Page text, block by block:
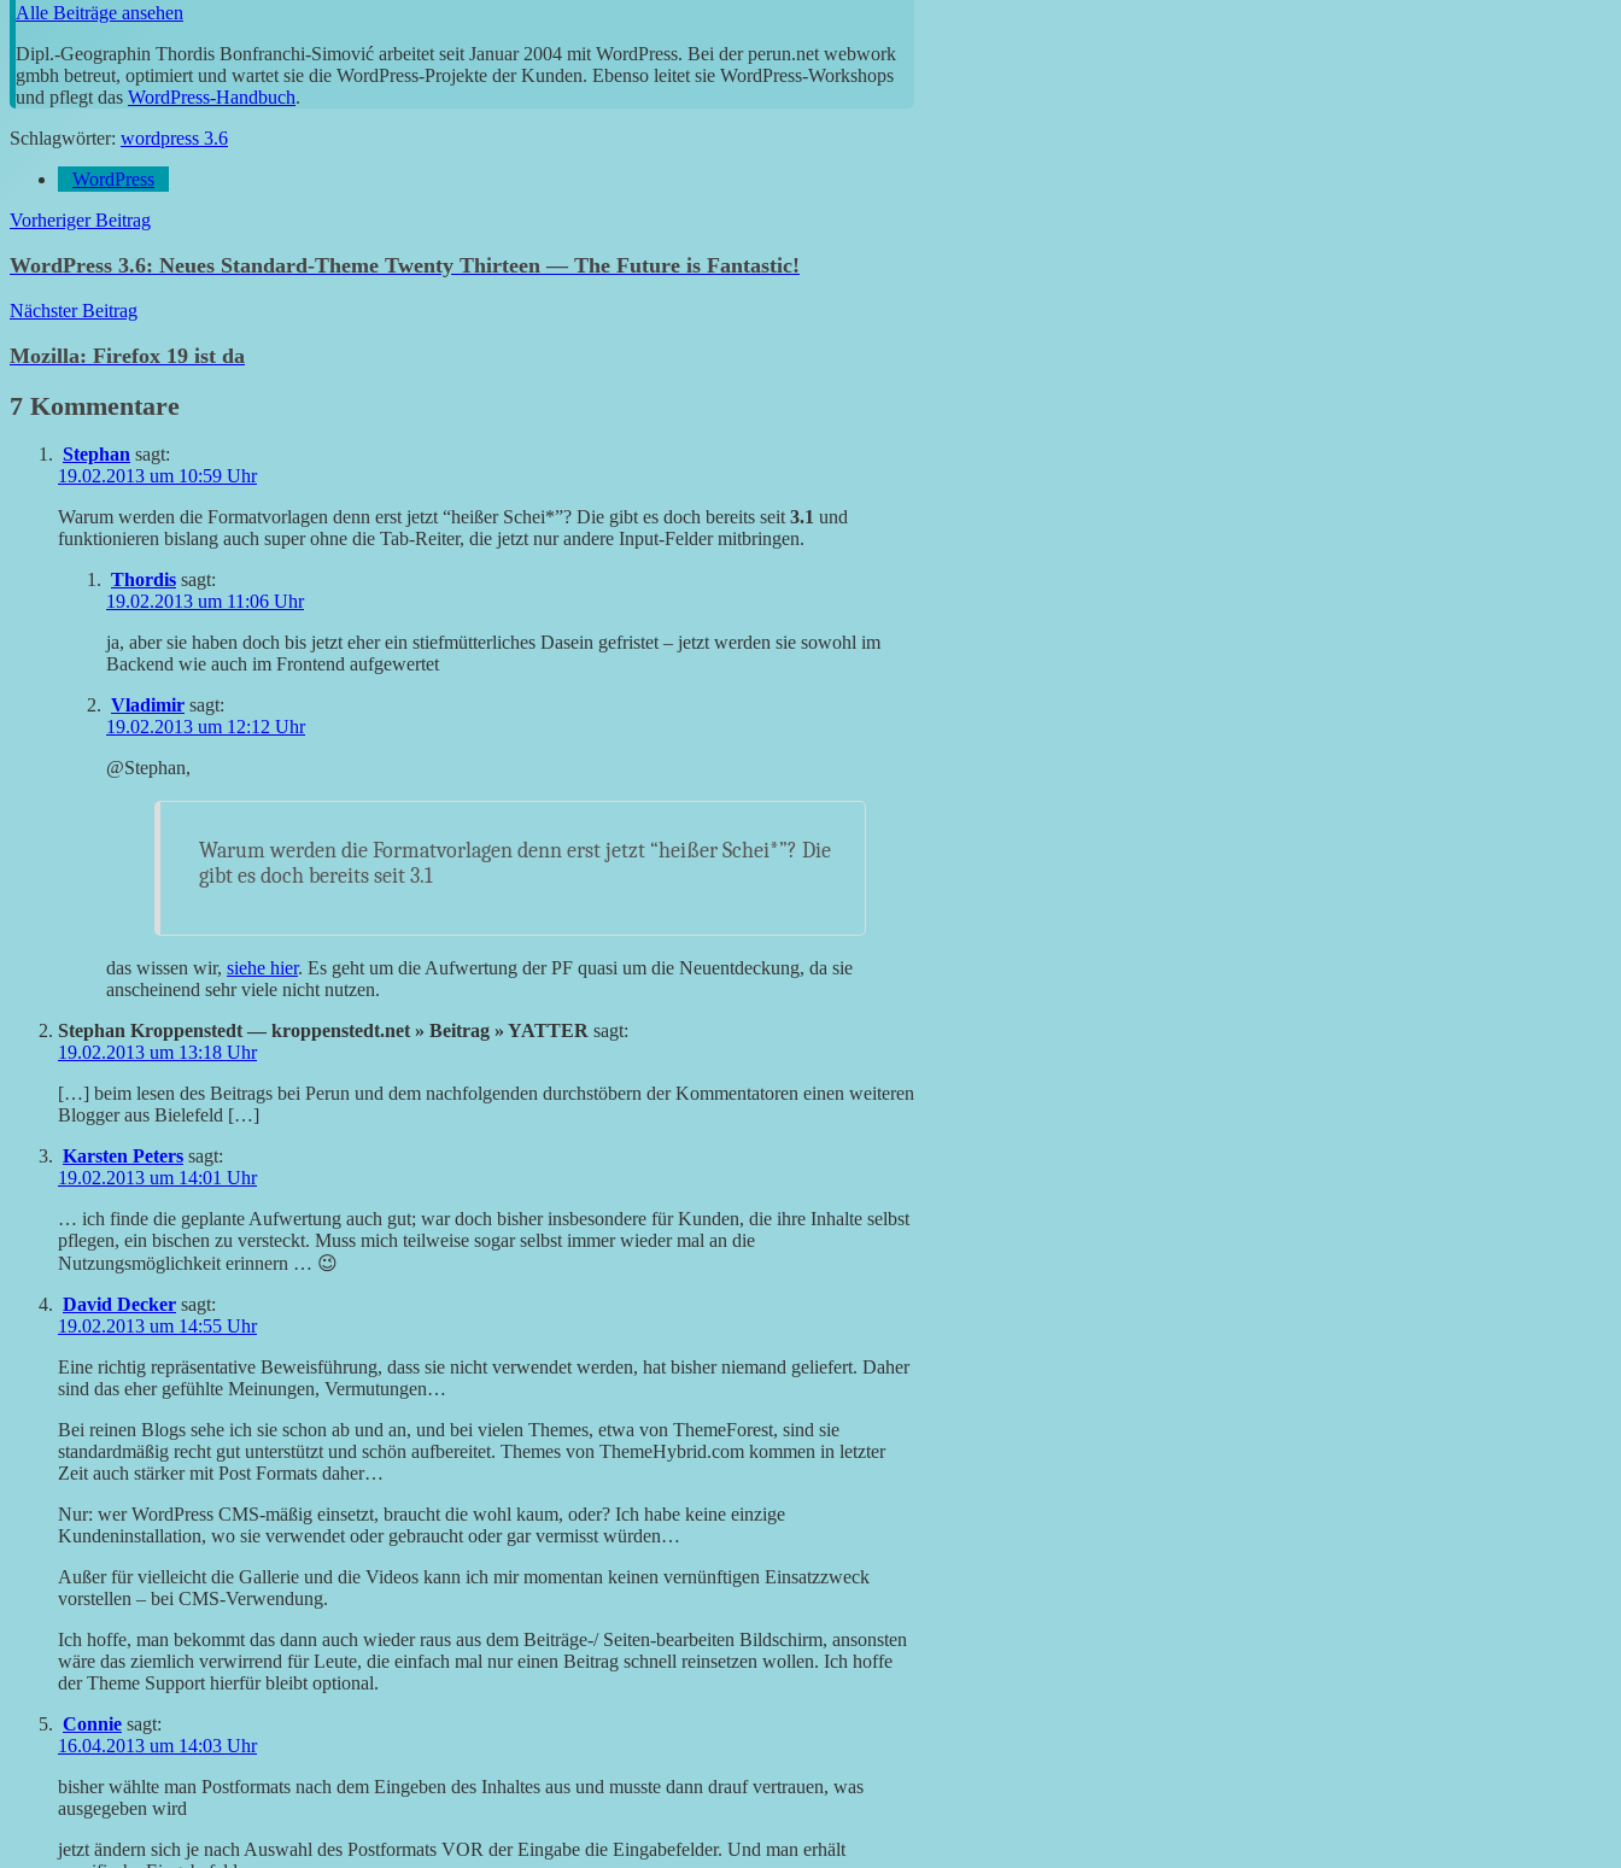
Alle Beiträge ansehen
Dipl.-Geographin Thordis Bonfranchi-Simović arbeitet seit Januar 2004 mit WordPress. Bei der perun.net webwork
gmbh betreut, optimiert und wartet sie die WordPress-Projekte der Kunden. Ebenso leitet sie WordPress-Workshops
und pflegt das WordPress-Handbuch.
Schlagwörter: wordpress 3.6
WordPress
Beitragsnavigation
Vorheriger Beitrag
WordPress 3.6: Neues Standard-Theme Twenty Thirteen — The Future is Fantastic!
Nächster Beitrag
Mozilla: Firefox 19 ist da
7 Kommentare
Stephan sagt:
19.02.2013 um 10:59 Uhr
Warum werden die Formatvorlagen denn erst jetzt “heißer Schei*”? Die gibt es doch bereits seit 3.1 und
funktionieren bislang auch super ohne die Tab-Reiter, die jetzt nur andere Input-Felder mitbringen.
Thordis sagt:
19.02.2013 um 11:06 Uhr
ja, aber sie haben doch bis jetzt eher ein stiefmütterliches Dasein gefristet – jetzt werden sie sowohl im
Backend wie auch im Frontend aufgewertet
Vladimir sagt:
19.02.2013 um 12:12 Uhr
@Stephan,
Warum werden die Formatvorlagen denn erst jetzt “heißer Schei*”? Die
gibt es doch bereits seit 3.1
das wissen wir, siehe hier. Es geht um die Aufwertung der PF quasi um die Neuentdeckung, da sie
anscheinend sehr viele nicht nutzen.
Stephan Kroppenstedt — kroppenstedt.net » Beitrag » YATTER sagt:
19.02.2013 um 13:18 Uhr
[…] beim lesen des Beitrags bei Perun und dem nachfolgenden durchstöbern der Kommentatoren einen weiteren
Blogger aus Bielefeld […]
Karsten Peters sagt:
19.02.2013 um 14:01 Uhr
… ich finde die geplante Aufwertung auch gut; war doch bisher insbesondere für Kunden, die ihre Inhalte selbst
pflegen, ein bischen zu versteckt. Muss mich teilweise sogar selbst immer wieder mal an die
Nutzungsmöglichkeit erinnern … 😉
David Decker sagt:
19.02.2013 um 14:55 Uhr
Eine richtig repräsentative Beweisführung, dass sie nicht verwendet werden, hat bisher niemand geliefert. Daher
sind das eher gefühlte Meinungen, Vermutungen…
Bei reinen Blogs sehe ich sie schon ab und an, und bei vielen Themes, etwa von ThemeForest, sind sie
standardmäßig recht gut unterstützt und schön aufbereitet. Themes von ThemeHybrid.com kommen in letzter
Zeit auch stärker mit Post Formats daher…
Nur: wer WordPress CMS-mäßig einsetzt, braucht die wohl kaum, oder? Ich habe keine einzige
Kundeninstallation, wo sie verwendet oder gebraucht oder gar vermisst würden…
Außer für vielleicht die Gallerie und die Videos kann ich mir momentan keinen vernünftigen Einsatzzweck
vorstellen – bei CMS-Verwendung.
Ich hoffe, man bekommt das dann auch wieder raus aus dem Beiträge-/ Seiten-bearbeiten Bildschirm, ansonsten
wäre das ziemlich verwirrend für Leute, die einfach mal nur einen Beitrag schnell reinsetzen wollen. Ich hoffe
der Theme Support hierfür bleibt optional.
Connie sagt:
16.04.2013 um 14:03 Uhr
bisher wählte man Postformats nach dem Eingeben des Inhaltes aus und musste dann drauf vertrauen, was
ausgegeben wird
jetzt ändern sich je nach Auswahl des Postformats VOR der Eingabe die Eingabefelder. Und man erhält